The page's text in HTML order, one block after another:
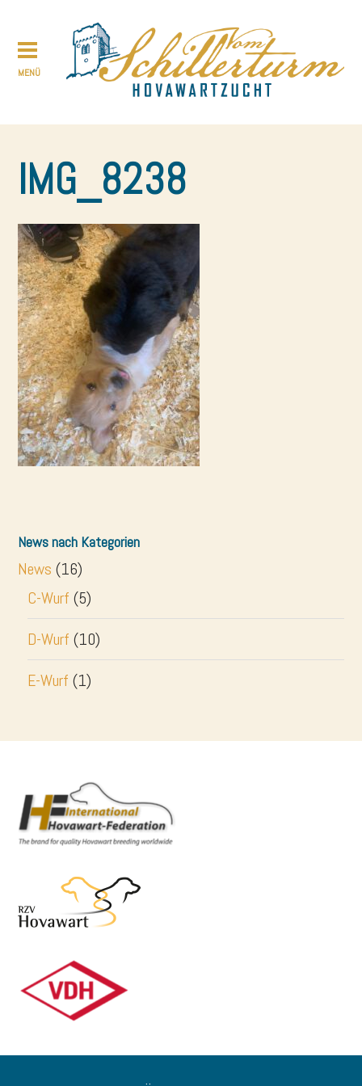
IMG_8238
News nach Kategorien
News (16)
C-Wurf (5)
D-Wurf (10)
E-Wurf (1)